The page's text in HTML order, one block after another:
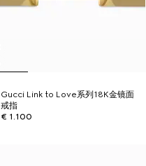
Gucci Link to Love系列18K金镜面
戒指
€ 1.100